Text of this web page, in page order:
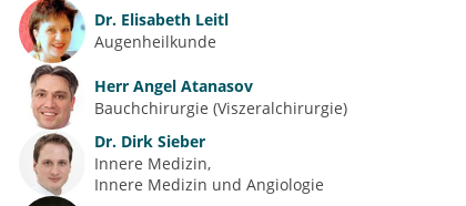
Dr. Elisabeth Leitl
Augenheilkunde
Herr Angel Atanasov
Bauchchirurgie (Viszeralchirurgie)
Dr. Dirk Sieber
Innere Medizin
Innere Medizin und Angiologie